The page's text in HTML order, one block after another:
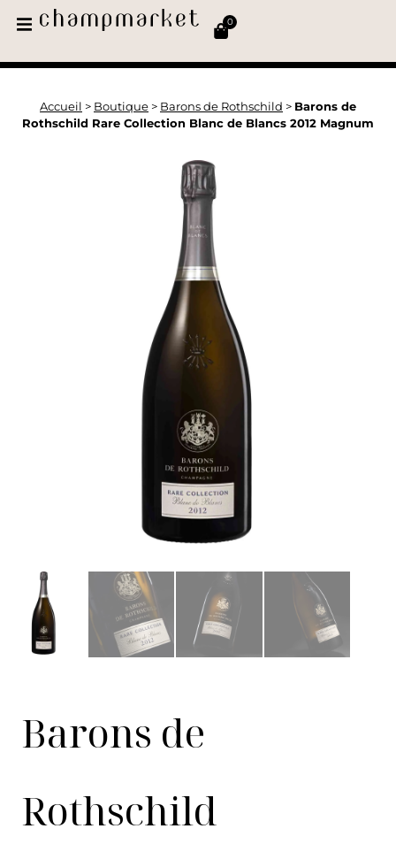
0
Accueil > Boutique > Barons de Rothschild > Barons de
Rothschild Rare Collection Blanc de Blancs 2012 Magnum
Barons de
Rothschild